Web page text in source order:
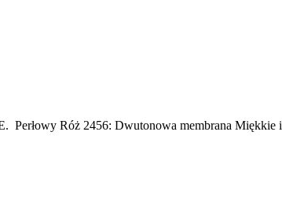
Perłowy Róż 2456: Dwutonowa membrana Miękkie i